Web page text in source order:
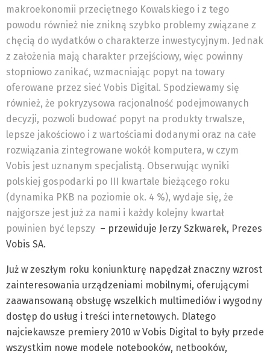
makroekonomii przeciętnego Kowalskiego i z tego
powodu również nie znikną szybko problemy związane z
chęcią do wydatków o charakterze inwestycyjnym. Jednak
z założenia mają charakter przejściowy, więc powinny
stopniowo zanikać, wzmacniając popyt na towary
oferowane przez sieć Vobis Digital. Spodziewamy się
również, że pokryzysowa racjonalność podejmowanych
decyzji, pozwoli budować popyt na produkty trwalsze,
lepsze jakościowo i z wartościami dodanymi oraz na całe
rozwiązania zintegrowane wokół komputera, w czym
Vobis jest uznanym specjalistą. Obserwując wyniki
polskiej gospodarki po III kwartale bieżącego roku
(dynamika PKB na poziomie ok. 4 %), wydaje się, że
najgorsze jest już za nami i każdy kolejny kwartał
powinien być lepszy – przewiduje Jerzy Szkwarek, Prezes
Vobis SA.
Już w zeszłym roku koniunkturę napędzał znaczny wzrost
zainteresowania urządzeniami mobilnymi, oferującymi
zaawansowaną obsługę wszelkich multimediów i wygodny
dostęp do usług i treści internetowych. Dlatego
najciekawsze premiery 2010 w Vobis Digital to były przede
wszystkim nowe modele notebooków, netbooków,